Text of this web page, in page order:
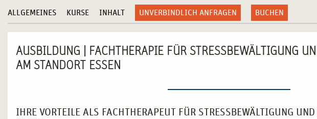
ALLGEMEINES KURSE INHALT UNVERBINDLICH ANFRAGEN BUCHEN
AUSBILDUNG | FACHTHERAPIE FÜR STRESSBEWÄLTIGUNG
AM STANDORT ESSEN
IHRE VORTEILE ALS FACHTHERAPEUT FÜR STRESSBEWÄLTIGUNG